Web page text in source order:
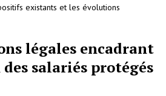
existants et les évolutions
légales encadrant
salariés protégés